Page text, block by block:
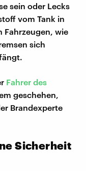
sein oder Lecks
vom Tank in
Fahrzeugen, wie
sich
Fahrer des
geschehen,
Brandexperte
Sicherheit